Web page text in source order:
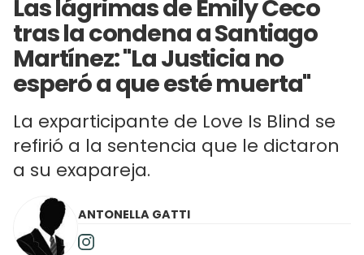
Las lágrimas de Emily Ceco
tras la condena a Santiago
Martínez: "La Justicia no
esperó a que esté muerta"
La exparticipante de Love Is Blind se
refirió a la sentencia que le dictaron
a su exapareja.
ANTONELLA GATTI